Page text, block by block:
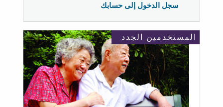
سجل الدخول إلى حسابك
المستخدمين الجدد